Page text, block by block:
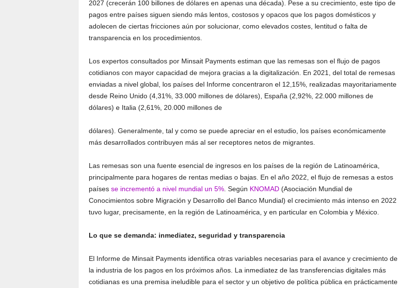
2027 (crecerán 100 billones de dólares en apenas una década). Pese a su crecimiento, este tipo de
pagos entre países siguen siendo más lentos, costosos y opacos que los pagos domésticos y
adolecen de ciertas fricciones aún por solucionar, como elevados costes, lentitud o falta de
transparencia en los procedimientos.
Los expertos consultados por Minsait Payments estiman que las remesas son el flujo de pagos
cotidianos con mayor capacidad de mejora gracias a la digitalización. En 2021, del total de remesas
enviadas a nivel global, los países del Informe concentraron el 12,15%, realizadas mayoritariamente
desde Reino Unido (4,31%, 33.000 millones de dólares), España (2,92%, 22.000 millones de
dólares) e Italia (2,61%, 20.000 millones de
dólares). Generalmente, tal y como se puede apreciar en el estudio, los países económicamente
más desarrollados contribuyen más al ser receptores netos de migrantes.
Las remesas son una fuente esencial de ingresos en los países de la región de Latinoamérica,
principalmente para hogares de rentas medias o bajas. En el año 2022, el flujo de remesas a estos
países se incrementó a nivel mundial un 5%. Según KNOMAD(Asociación Mundial de
Conocimientos sobre Migración y Desarrollo del Banco Mundial) el crecimiento más intenso en 2022
tuvo lugar, precisamente, en la región de Latinoamérica, y en particular en Colombia y México.
Lo que se demanda: inmediatez, seguridad y transparencia
El Informe de Minsait Payments identifica otras variables necesarias para el avance y crecimiento de
la industria de los pagos en los próximos años. La inmediatez de las transferencias digitales más
cotidianas es una premisa ineludible para el sector y un objetivo de política pública en prácticamente